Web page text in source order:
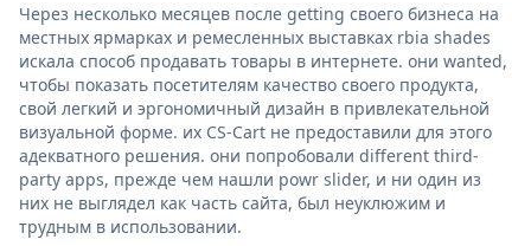
Через несколько месяцев после getting своего бизнеса на
местных ярмарках и ремесленных выставках rbia shades
искала способ продавать товары в интернете. они wanted,
чтобы показать посетителям качество своего продукта,
свой легкий и эргономичный дизайн в привлекательной
визуальной форме. их CS-Cart не предоставили для этого
адекватного решения. они попробовали different third-
party apps, прежде чем нашли powr slider, и ни один из
них не выглядел как часть сайта, был неуклюжим и
трудным в использовании.